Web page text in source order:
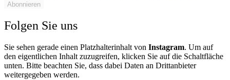
Abonnieren
Folgen Sie uns
Sie sehen gerade einen Platzhalterinhalt von Instagram. Um auf
den eigentlichen Inhalt zuzugreifen, klicken Sie auf die Schaltfläche
unten. Bitte beachten Sie, dass dabei Daten an Drittanbieter
weitergegeben werden.